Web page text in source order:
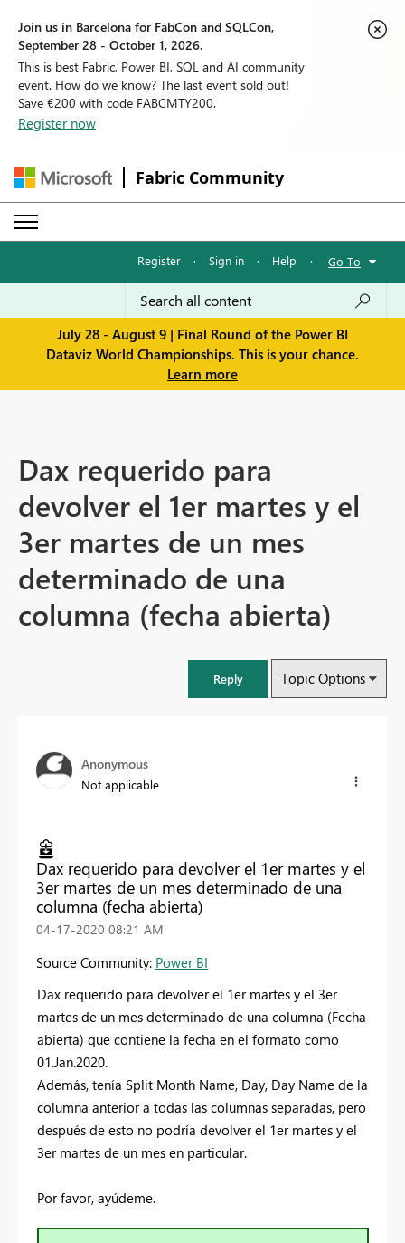
Join us in Barcelona for FabCon and SQLCon,
September 28 - October 1, 2026.
This is best Fabric, Power BI, SQL and AI community
event. How do we know? The last event sold out!
Save €200 with code FABCMTY200.
Register now
Fabric Community
Register · Sign in · Help · Go To
July 28 - August 9 | Final Round of the Power BI
Dataviz World Championships. This is your chance.
Learn more
Dax requerido para
devolver el 1er martes y el
3er martes de un mes
determinado de una
columna (fecha abierta)
Reply Topic Options
Anonymous
Not applicable
Dax requerido para devolver el 1er martes y el
3er martes de un mes determinado de una
columna (fecha abierta)
‎04-17-2020 08:21 AM
Source Community: Power BI
Dax requerido para devolver el 1er martes y el 3er
martes de un mes determinado de una columna (Fecha
abierta) que contiene la fecha en el formato como
01.Jan.2020.
Además, tenía Split Month Name, Day, Day Name de la
columna anterior a todas las columnas separadas, pero
después de esto no podría devolver el 1er martes y el
3er martes de un mes en particular.
Por favor, ayúdeme.